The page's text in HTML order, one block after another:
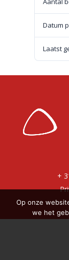
Datum
Laatst
+
Op onze
we het